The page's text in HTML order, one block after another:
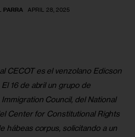
PARRA APRIL 28, 2025
CECOT es el venzolano Edicson
16 de abril un grupo de
Council, del National
Center for Constitutional Rights
hábeas corpus, solicitando a un